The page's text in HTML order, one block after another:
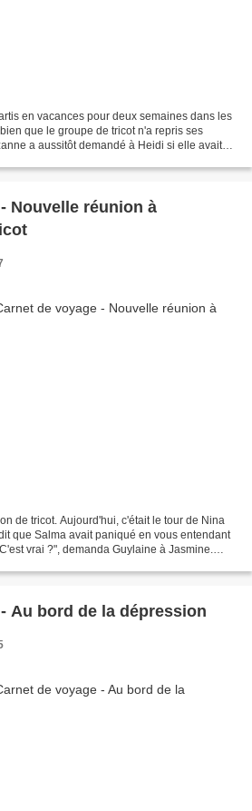
en vacances pour deux semaines dans les
que le groupe de tricot n'a repris ses
a aussitôt demandé à Heidi si elle avait
Nouvelle réunion à
de tricot. Aujourd'hui, c'était le tour de Nina
que Salma avait paniqué en vous entendant
vrai ?", demanda Guylaine à Jasmine.
Au bord de la dépression